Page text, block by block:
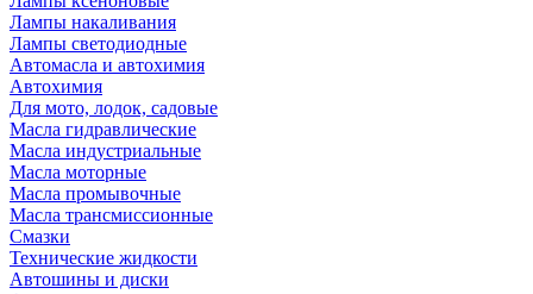
Лампы накаливания
Лампы светодиодные
Автомасла и автохимия
Автохимия
Для мото, лодок, садовые
Масла гидравлические
Масла индустриальные
Масла моторные
Масла промывочные
Масла трансмиссионные
Смазки
Технические жидкости
Автошины и диски